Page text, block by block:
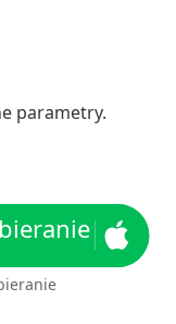
parametry.